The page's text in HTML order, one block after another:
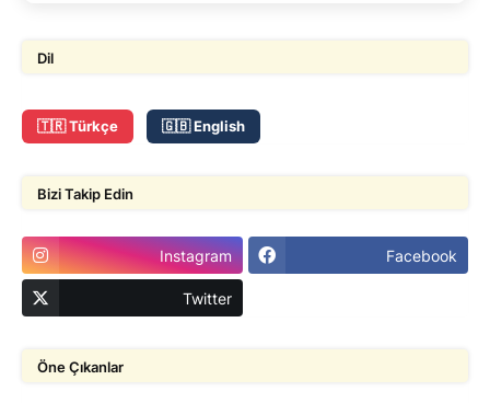
Dil
🇹🇷 Türkçe 🇬🇧 English
Bizi Takip Edin
Instagram Facebook
Twitter
Öne Çıkanlar